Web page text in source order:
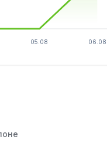
05.08 06.08